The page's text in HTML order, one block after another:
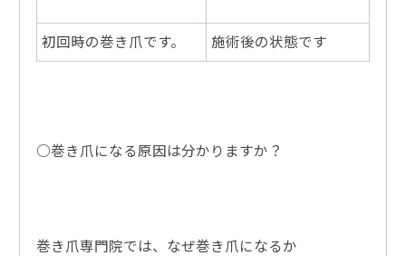
初回時の巻き爪です。 施術後の状態です
○巻き爪になる原因は分かりますか？
巻き爪専門院では、なぜ巻き爪になるか